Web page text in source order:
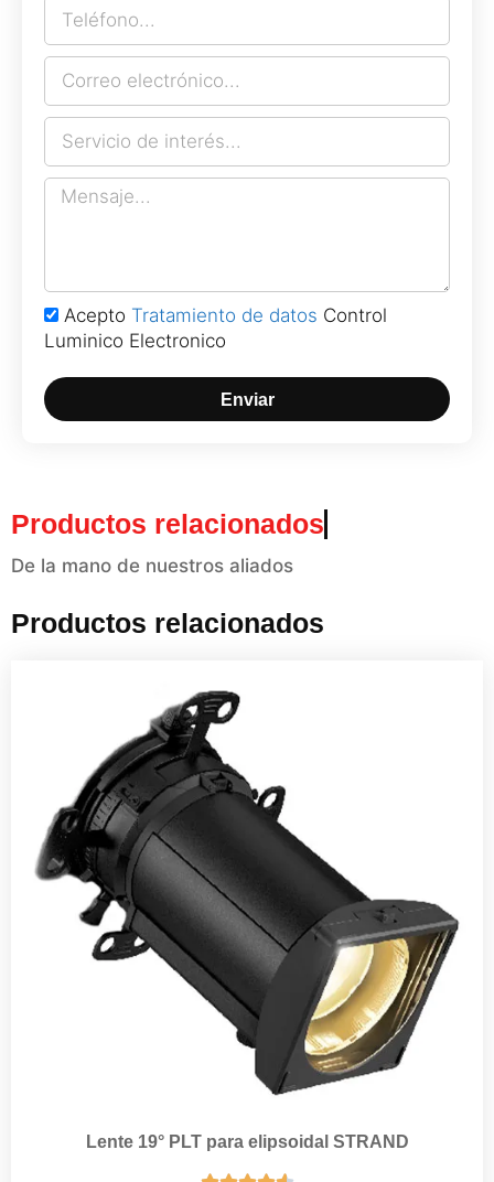
Acepto Tratamiento de datos Control
Luminico Electronico
Enviar
Productos relacionados
De la mano de nuestros aliados
Productos relacionados
Lente 19° PLT para elipsoidal STRAND